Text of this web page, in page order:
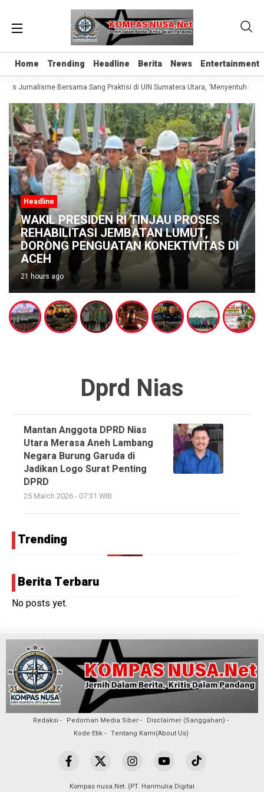
Home Trending Headline Berita News Entertainment
Home Trending Headline Berita News Entertainment
Jurnalisme Bersama Sang Praktisi di UIN Sumatera Utara, ‘Menyentuh Hati
Headline
WAKIL PRESIDEN RI TINJAU PROSES
REHABILITASI JEMBATAN LUMUT,
DORONG PENGUATAN KONEKTIVITAS DI
ACEH
21 hours ago
Dprd Nias
Mantan Anggota DPRD Nias
Utara Merasa Aneh Lambang
Negara Burung Garuda di
Jadikan Logo Surat Penting
DPRD
25 March 2026 - 07:31 WIB
Trending
Berita Terbaru
No posts yet.
Redaksi Pedoman Media Siber
Disclaimer (Sanggahan)
Kode Etik
Tentang Kami(About Us)
Kompas nusa.Net. (PT. Harimulia Digital